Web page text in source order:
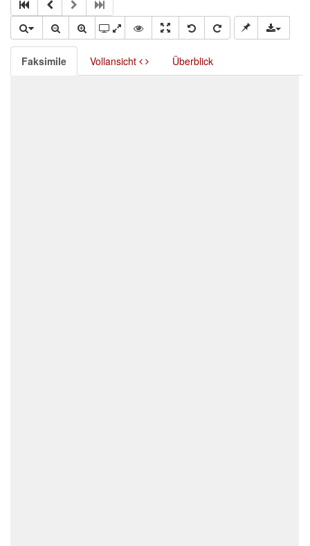
Faksimile Vollansicht Überblick